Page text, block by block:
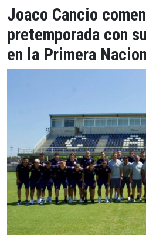
Joaco Cancio
pretemporada con
en la Primera